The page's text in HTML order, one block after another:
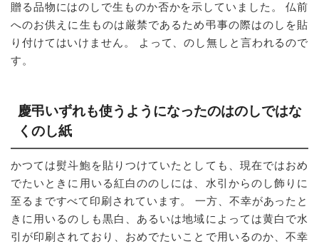
贈る品物にはのしで生ものか否かを示していました。 仏前
へのお供えに生ものは厳禁であるため弔事の際はのしを貼
り付けてはいけません。 よって、のし無しと言われるので
す。
慶弔いずれも使うようになったのはのしではな
くのし紙
かつては熨斗鮑を貼りつけていたとしても、現在ではおめ
でたいときに用いる紅白ののしには、水引からのし飾りに
至るまですべて印刷されています。 一方、不幸があったと
きに用いるのしも黒白、あるいは地域によっては黄白で水
引が印刷されており、おめでたいことで用いるのか、不幸